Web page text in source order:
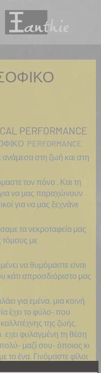
PERFORMANCE
PERFORMANCE
στη ζωή και στη
τον πόνο . Και τη
να μας παραχώνουν
για να μας ξεχνάνε
τα νεκροταφεία μας
τόμους με
να θυμόμαστε είναι
κάτι απροσδιόριστο μας
για εμένα, μια κοινή
έχει το φύλο- που
της ζωής.
εχει φυλαγμένη τη θέση
μαζί σου- όποιος κι
το ένα. Γινόμαστε φίλοι